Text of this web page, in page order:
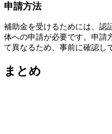
申請方法
補助金を受けるためには、認
体への申請が必要です。申請
て異なるため、事前に確認し
まとめ